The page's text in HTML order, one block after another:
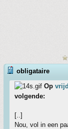
obligataire
Op
volgende:
[..]
Nou, vol in een